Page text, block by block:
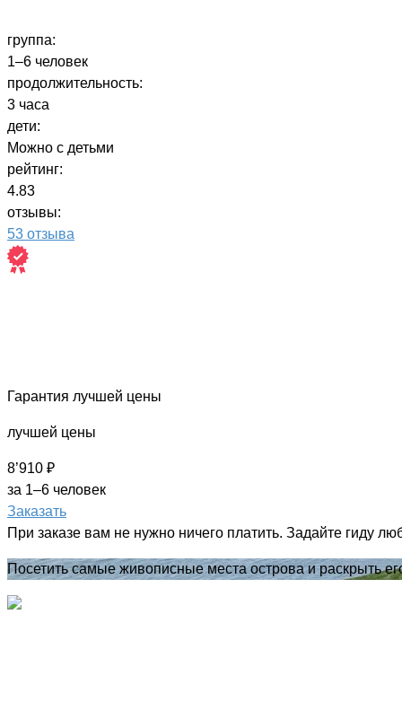
группа:
1–6 человек
продолжительность:
3 часа
дети:
Можно с детьми
рейтинг:
4.83
отзывы:
53 отзыва
Гарантия лучшей цены
лучшей цены
8’910 ₽
за 1–6 человек
Заказать
При заказе вам не нужно ничего платить. Задайте гиду
Посетить самые живописные места острова и раскрыть